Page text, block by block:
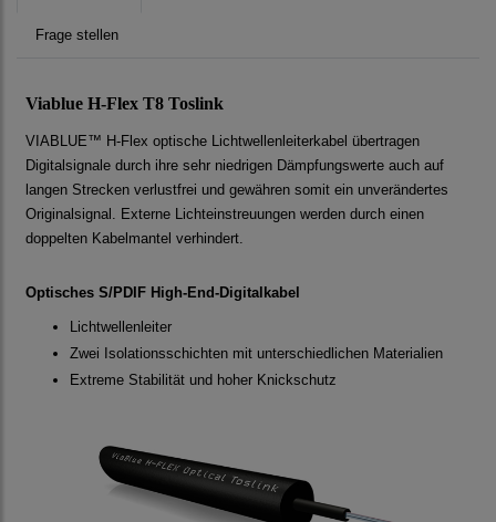
Frage stellen
Viablue H-Flex T8 Toslink
VIABLUE™ H-Flex optische Lichtwellenleiterkabel übertragen
Digitalsignale durch ihre sehr niedrigen Dämpfungswerte auch auf
langen Strecken verlustfrei und gewähren somit ein unverändertes
Originalsignal. Externe Lichteinstreuungen werden durch einen
doppelten Kabelmantel verhindert.
Optisches S/PDIF High-End-Digitalkabel
Lichtwellenleiter
Zwei Isolationsschichten mit unterschiedlichen Materialien
Extreme Stabilität und hoher Knickschutz